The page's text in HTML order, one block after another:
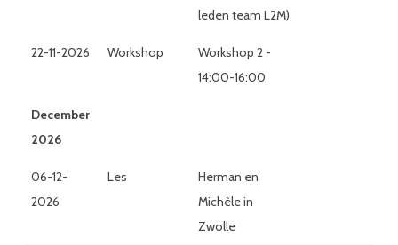
leden team L2M)
22-11-2026 Workshop
Workshop 2 -
14:00-16:00
December
2026
06-12-
2026
Les
Herman en
Michèle in
Zwolle